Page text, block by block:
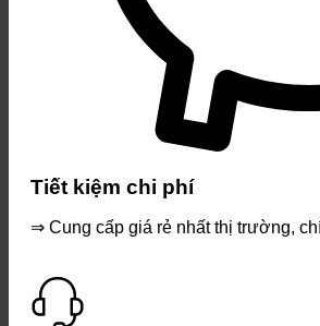
Tiết kiệm chi phí
⇒ Cung cấp giá rẻ nhất thị trường,